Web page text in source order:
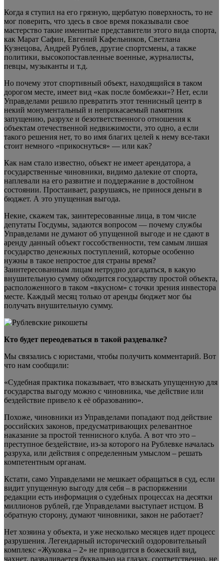
Когда я ступил на его грязную, щербатую поверхность, то не
мог поверить, что здесь в свое время показывали свое
мастерство такие именитые представители этого вида спорта,
как Марат Сафин, Евгений Кафельников, Светлана
Кузнецова, Андрей Рублев, другие спортсмены, а также
политики, высокопоставленные военные, журналисты,
певцы, музыканты и т.д.
Но почему этот спортивный объект, находящийся в таком
дорогом месте, имеет вид «как после бомбежки»? Нет, если
Управделами решило превратить этот теннисный центр в
некий монументальный и неприкасаемый памятник
запущению, разрухе и безответственного отношения к
объектам отечественной недвижимости, это одно, а если
такого решения нет, то во имя благих целей к нему все-таки
стоит немного «прикоснуться» — или как?
Как нам стало известно, объект не имеет арендатора, а
государственные чиновники, видимо далекие от спорта,
наплевали на его развитие и поддержание в достойном
состоянии. Простаивает, разрушаясь, не принося деньги в
бюджет. А это упущенная выгода.
Некие, скажем так, заинтересованные лица, в том числе
депутаты Госдумы, задаются вопросом — почему службы
Управделами не думают об упущенной выгоде и не сдают в
аренду данный объект госсобственности, тем самым лишая
государство денежных поступлений, которые особенно
нужны в такое непростое для страны время?
Заинтересованным лицам нетрудно догадаться, в какую
внушительную сумму обходится государству простой объекта,
расположенного в таком «вкусном» с точки зрения инвестора
месте. Каждый месяц только от аренды бюджет мог бы
получать внушительную сумму.
Кто будет переодеваться в такой раздевалке?
Мы связались с юристами, чтобы получить комментарий. Вот
что нам сообщили:
«Судебная практика показывает, что взыскать упущенную для
государства выгоду можно с чиновника, чье действие или
бездействие привело к её образованию».
Похоже, чиновники из Управделами попадают под действие
российских законов, предусматривающих релевантное
наказание за простой теннисного клуба. А вот что это –
преступное бездействие, из-за которого на Рублевке началась
разруха, или действия с определенным умыслом – решать
компетентным органам.
Кстати, само Управделами не мешкает обращаться в суд, если
видит упущенную выгоду для себя – в распоряжении
редакции есть информация о судебных процессах на десятки
миллионов рублей, где Управделами выступает истцом. В
обратную сторону, думают чиновники, закон не работает?
Нет хозяина у объекта, и уже несколько месяцев идет процесс
разрушения. Легендарный исторический оздоровительный
комплекс «Жуковка – 2» не приводится в божеский вид,
чахнет, разваливается буквально на глазах, соответственно, не